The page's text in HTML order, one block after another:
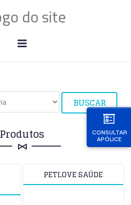
CONSULTAR
APÓLICE
BUSCAR
Produtos
PETLOVE SAÚDE